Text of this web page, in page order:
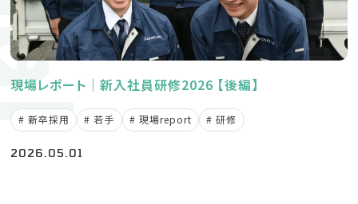
採用に関するお問い合わせ
TEL053-442-
（採用受付窓口：鈴木）
企業サイト
現場レポート｜新入社員研修2026 【後編】
新卒採用 若手 現場report 研修
2026.05.01